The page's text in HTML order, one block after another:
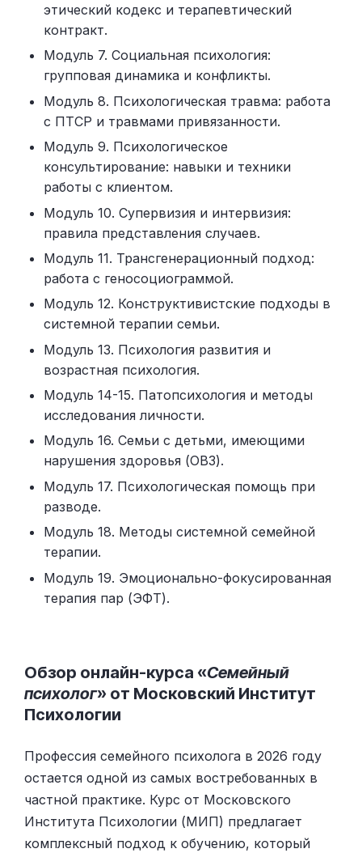
этический кодекс и терапевтический
контракт.
Модуль 7. Социальная психология:
групповая динамика и конфликты.
Модуль 8. Психологическая травма: работа
с ПТСР и травмами привязанности.
Модуль 9. Психологическое
консультирование: навыки и техники
работы с клиентом.
Модуль 10. Супервизия и интервизия:
правила представления случаев.
Модуль 11. Трансгенерационный подход:
работа с геносоциограммой.
Модуль 12. Конструктивистские подходы в
системной терапии семьи.
Модуль 13. Психология развития и
возрастная психология.
Модуль 14-15. Патопсихология и методы
исследования личности.
Модуль 16. Семьи с детьми, имеющими
нарушения здоровья (ОВЗ).
Модуль 17. Психологическая помощь при
разводе.
Модуль 18. Методы системной семейной
терапии.
Модуль 19. Эмоционально-фокусированная
терапия пар (ЭФТ).
Обзор онлайн-курса «Семейный
психолог» от Московский Институт
Психологии
Профессия семейного психолога в 2026 году
остается одной из самых востребованных в
частной практике. Курс от Московского
Института Психологии (МИП) предлагает
комплексный подход к обучению, который